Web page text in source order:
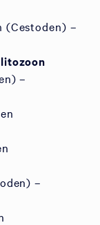
(Cestoden) –
–
–